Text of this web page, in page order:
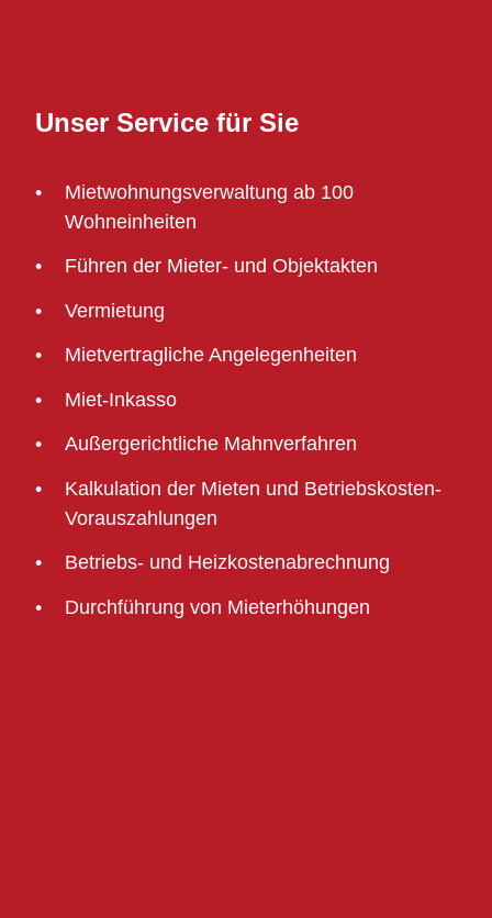
Unser Service für Sie
Mietwohnungsverwaltung ab 100
Wohneinheiten
Führen der Mieter- und Objektakten
Vermietung
Mietvertragliche Angelegenheiten
Miet-Inkasso
Außergerichtliche Mahnverfahren
Kalkulation der Mieten und Betriebskosten-
Vorauszahlungen
Betriebs- und Heizkostenabrechnung
Durchführung von Mieterhöhungen